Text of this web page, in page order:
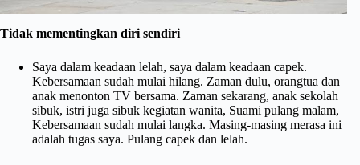
Tidak mementingkan diri sendiri
Saya dalam keadaan lelah, saya dalam keadaan capek.
Kebersamaan sudah mulai hilang. Zaman dulu, orangtua dan
anak menonton TV bersama. Zaman sekarang, anak sekolah
sibuk, istri juga sibuk kegiatan wanita, Suami pulang malam,
Kebersamaan sudah mulai langka. Masing-masing merasa ini
adalah tugas saya. Pulang capek dan lelah.